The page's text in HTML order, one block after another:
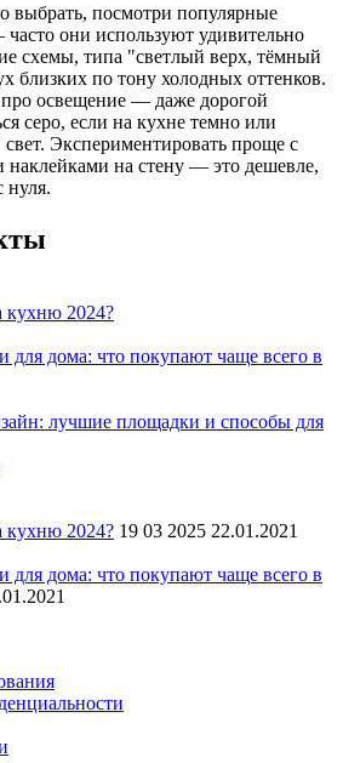
выбрать, посмотри популярные
они используют удивительно
схемы, типа "светлый верх, тёмный
близких по тону холодных оттенков.
освещение — даже дорогой
серо, если на кухне темно или
Экспериментировать проще с
наклейками на стену — это дешевле,
нуля.
кухню 2024?
для дома: что покупают чаще всего в
лучшие площадки и способы для
кухню 2024? 19 03 2025 22.01.2021
для дома: что покупают чаще всего в